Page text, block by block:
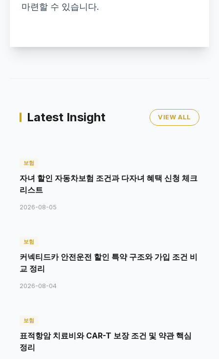
마련할 수 있습니다.
Latest Insight VIEW ALL
보험
자녀 할인 자동차보험 조건과 다자녀 혜택 신청 체크
리스트
2026-08-05
보험
커넥티드카 안전운전 할인 특약 구조와 가입 조건 비
교 정리
2026-08-04
보험
표적항암 치료비와 CAR-T 보장 조건 및 약관 핵심
정리